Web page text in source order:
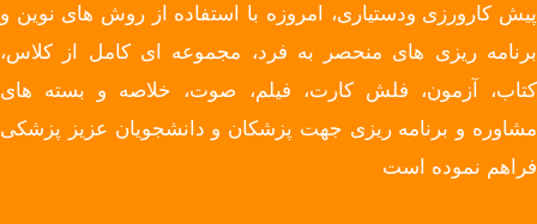
پیش کارورزی ودستیاری، امروزه با استفاده از روش های نوین و
برنامه ریزی های منحصر به فرد، مجموعه ای کامل از کلاس،
کتاب، آزمون، فلش کارت، فیلم، صوت، خلاصه و بسته های
مشاوره و برنامه ریزی جهت پزشکان و دانشجویان عزیز پزشکی
فراهم نموده است